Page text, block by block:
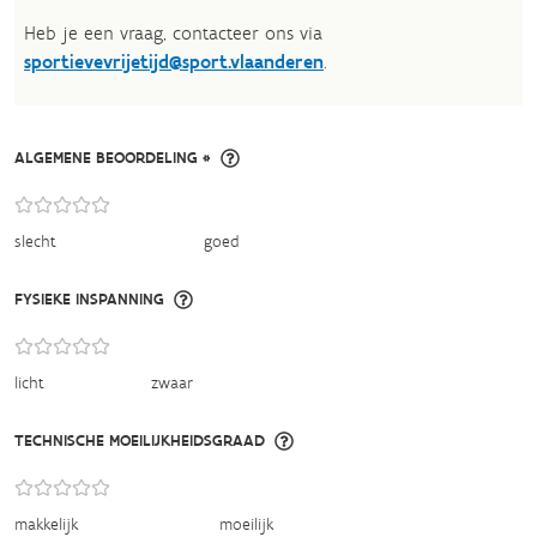
Heb je een vraag, contacteer ons via
sportievevrijetijd@sport.vlaanderen.​
ALGEMENE BEOORDELING *
slecht goed
FYSIEKE INSPANNING
licht zwaar
TECHNISCHE MOEILIJKHEIDSGRAAD
makkelijk moeilijk